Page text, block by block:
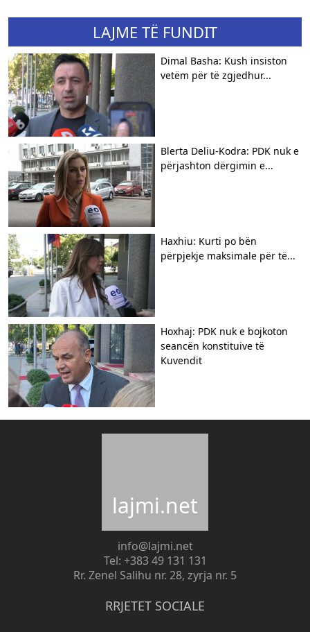
LAJME TË FUNDIT
Dimal Basha: Kush insiston
vetëm për të zgjedhur...
Blerta Deliu-Kodra: PDK nuk e
përjashton dërgimin e...
Haxhiu: Kurti po bën
përpjekje maksimale për të...
Hoxhaj: PDK nuk e bojkoton
seancën konstituive të
Kuvendit
lajmi.net
info@lajmi.net
Tel: +383 49 131 131
Rr. Zenel Salihu nr. 28, zyrja nr. 5
RRJETET SOCIALE